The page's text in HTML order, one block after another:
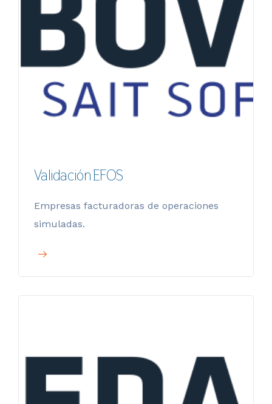
Validación EFOS
Empresas facturadoras de operaciones
simuladas.